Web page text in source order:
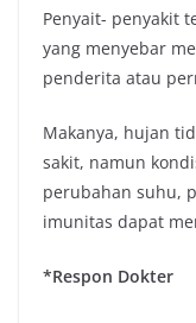
Penyait- penyakit
yang menyebar
penderita atau
Makanya, hujan
sakit, namun
perubahan suhu,
imunitas dapat
*Respon Dokter